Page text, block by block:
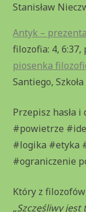
Stanisław
Antyk –
filozofia: 4,
piosenka
Santiego,
Przepisz hasła
#powietrze
#logika #etyka
#ograniczenie
Który z
„Szczęśliwy